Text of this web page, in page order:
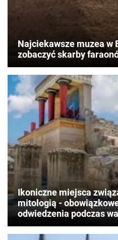
Najciekawsze muzea w
zobaczyć skarby
Ikoniczne miejsca
mitologią -
odwiedzenia podczas